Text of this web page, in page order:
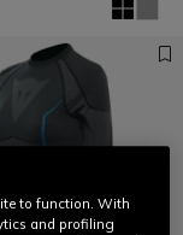
to function. With
and profiling